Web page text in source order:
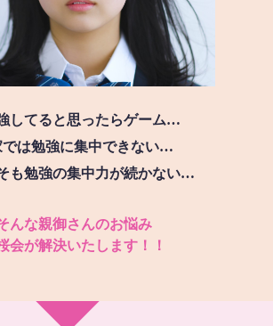
してると思ったらゲーム…
では勉強に集中できない…
も勉強の集中力が続かない…
んな親御さんのお悩み
会が解決いたします！！